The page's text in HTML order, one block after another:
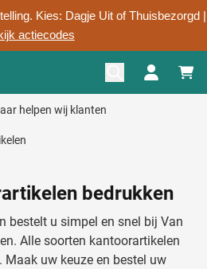
Kies: Dagje Uit of Thuisbezorgd |
actiecodes
helpen wij klanten
bedrukken
bestelt u simpel en snel bij Van
Alle soorten kantoorartikelen
uw keuze en bestel uw